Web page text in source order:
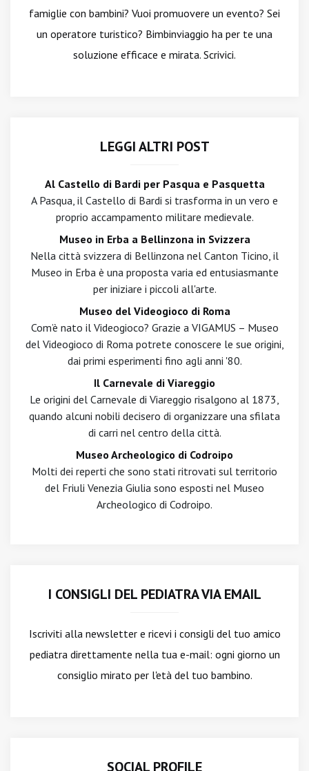
famiglie con bambini? Vuoi promuovere un evento? Sei
un operatore turistico? Bimbinviaggio ha per te una
soluzione efficace e mirata. Scrivici.
LEGGI ALTRI POST
Al Castello di Bardi per Pasqua e Pasquetta
A Pasqua, il Castello di Bardi si trasforma in un vero e
proprio accampamento militare medievale.
Museo in Erba a Bellinzona in Svizzera
Nella città svizzera di Bellinzona nel Canton Ticino, il
Museo in Erba è una proposta varia ed entusiasmante
per iniziare i piccoli all'arte.
Museo del Videogioco di Roma
Com’è nato il Videogioco? Grazie a VIGAMUS – Museo
del Videogioco di Roma potrete conoscere le sue origini,
dai primi esperimenti fino agli anni '80.
Il Carnevale di Viareggio
Le origini del Carnevale di Viareggio risalgono al 1873,
quando alcuni nobili decisero di organizzare una sfilata
di carri nel centro della città.
Museo Archeologico di Codroipo
Molti dei reperti che sono stati ritrovati sul territorio
del Friuli Venezia Giulia sono esposti nel Museo
Archeologico di Codroipo.
I CONSIGLI DEL PEDIATRA VIA EMAIL
Iscriviti alla newslettere ricevi i consigli del tuo amico
pediatra direttamente nella tua e-mail: ogni giorno un
consiglio mirato per l'età del tuo bambino.
SOCIAL PROFILE